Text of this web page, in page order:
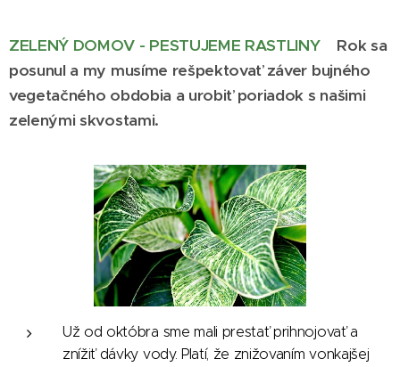
ZELENÝ DOMOV - PESTUJEME RASTLINY
Rok sa
posunul a my musíme rešpektovať záver bujného
vegetačného obdobia a urobiť poriadok s našimi
zelenými skvostami.
Už od októbra sme mali prestať prihnojovať a
znížiť dávky vody. Platí, že znižovaním vonkajšej